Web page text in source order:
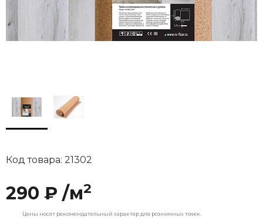
Код товара: 21302
290 ₽ /м2
Цены носят рекомендательный характер для розничных точек.